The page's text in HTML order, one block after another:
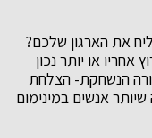
את הארגון שלכם?
או יותר נכון
הנשחקת- הצלחת
אנשים במינימום